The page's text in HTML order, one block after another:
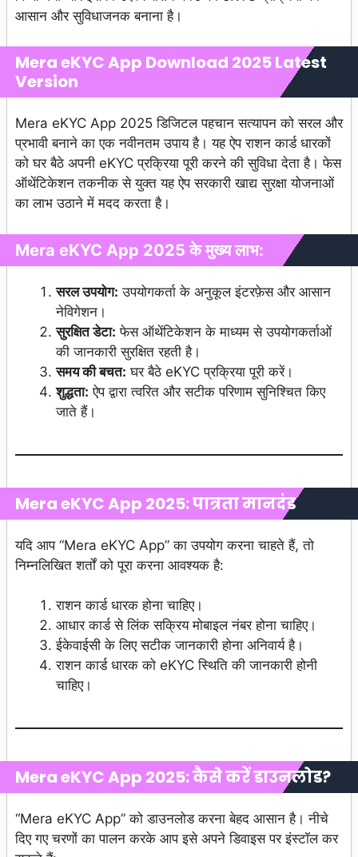
आसान और सुविधाजनक बनाना है।
Mera eKYC App Download 2025Latest
Version
Mera eKYC App 2025 डिजिटल पहचान सत्यापन को सरल और
प्रभावी बनाने का एक नवीनतम उपाय है। यह ऐप राशन कार्ड धारकों
को घर बैठे अपनी eKYC प्रक्रिया पूरी करने की सुविधा देता है। फेस
ऑथेंटिकेशन तकनीक से युक्त यह ऐप सरकारी खाद्य सुरक्षा योजनाओं
का लाभ उठाने में मदद करता है।
Mera eKYC App 2025 के मुख्य लाभ:
सरल उपयोग: उपयोगकर्ता के अनुकूल इंटरफ़ेस और आसान
नेविगेशन।
सुरक्षित डेटा: फेस ऑथेंटिकेशन के माध्यम से उपयोगकर्ताओं
की जानकारी सुरक्षित रहती है।
समय की बचत: घर बैठे eKYC प्रक्रिया पूरी करें।
शुद्धता: ऐप द्वारा त्वरित और सटीक परिणाम सुनिश्चित किए
जाते हैं।
Mera eKYC App 2025: पात्रता मानदंड
यदि आप “Mera eKYC App” का उपयोग करना चाहते हैं, तो
निम्नलिखित शर्तों को पूरा करना आवश्यक है:
राशन कार्ड धारक होना चाहिए।
आधार कार्ड से लिंक सक्रिय मोबाइल नंबर होना चाहिए।
ईकेवाईसी के लिए सटीक जानकारी होना अनिवार्य है।
राशन कार्ड धारक को eKYC स्थिति की जानकारी होनी
चाहिए।
Mera eKYC App 2025: कैसे करें डाउनलोड?
“Mera eKYC App” को डाउनलोड करना बेहद आसान है। नीचे
दिए गए चरणों का पालन करके आप इसे अपने डिवाइस पर इंस्टॉल कर